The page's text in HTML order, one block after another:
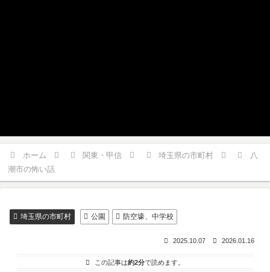
ホーム 関東・甲信 埼玉県の市町村
八
潮市の怖い話
埼玉県の市町村 公園 防空壕、中学校
2025.10.07 2026.01.16
この記事は約2分で読めます。